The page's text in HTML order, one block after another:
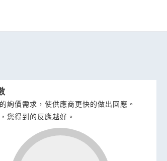
詢價需求，使供應商更快的做出回應。
您得到的反應越好。